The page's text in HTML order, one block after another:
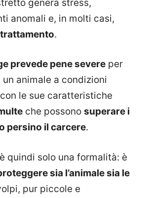
genera stress,
anomali e, in molti casi,
.
prevede pene severe per
animale a condizioni
le sue caratteristiche
che possono superare i
persino il carcere.
quindi solo una formalità: è
sia l’animale sia le
pur piccole e